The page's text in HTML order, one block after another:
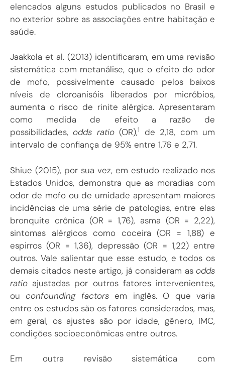
elencados alguns estudos publicados no Brasil e
no exterior sobre as associações entre habitação e
saúde.
Jaakkola et al. (2013) identificaram, em uma revisão
sistemática com metanálise, que o efeito do odor
de mofo, possivelmente causado pelos baixos
níveis de cloroanisóis liberados por micróbios,
aumenta o risco de rinite alérgica. Apresentaram
como medida de efeito a razão de
possibilidades,odds ratio(OR),1
de 2,18, com um
intervalo de confiança de 95% entre 1,76 e 2,71.
Shiue (2015), por sua vez, em estudo realizado nos
Estados Unidos, demonstra que as moradias com
odor de mofo ou de umidade apresentam maiores
incidências de uma série de patologias, entre elas
bronquite crônica (OR = 1,76), asma (OR = 2,22),
sintomas alérgicos como coceira (OR = 1,88) e
espirros (OR = 1,36), depressão (OR = 1,22) entre
outros. Vale salientar que esse estudo, e todos os
demais citados neste artigo, já consideram as odds
ratio ajustadas por outros fatores intervenientes,
ouconfounding factorsem inglês. O que varia
entre os estudos são os fatores considerados, mas,
em geral, os ajustes são por idade, gênero, IMC,
condições socioeconômicas entre outros.
Em outra revisão sistemática com